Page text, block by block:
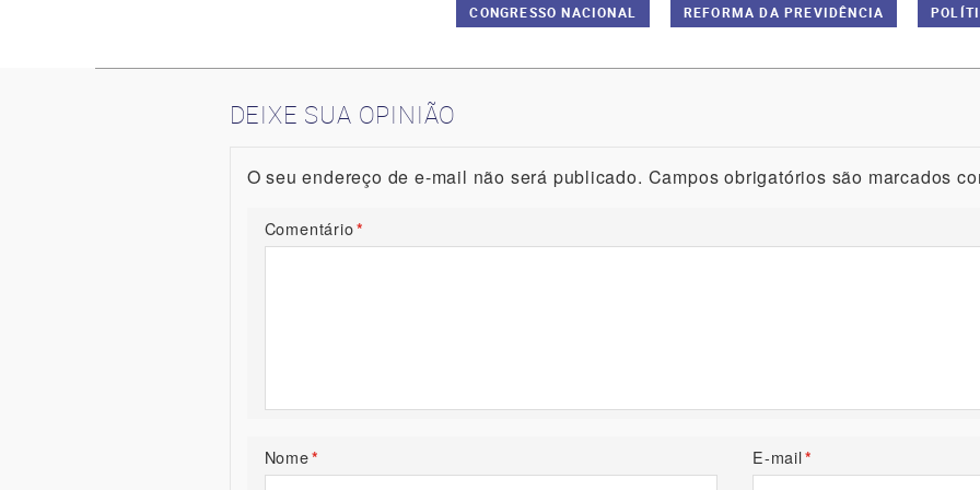
CONGRESSO NACIONAL REFORMA DA PREVIDÊNCIA
DEIXE SUA OPINIÃO
O seu endereço de e-mail não será publicado. Campos obrigatórios são marcados
Comentário*
Nome* E-mail*